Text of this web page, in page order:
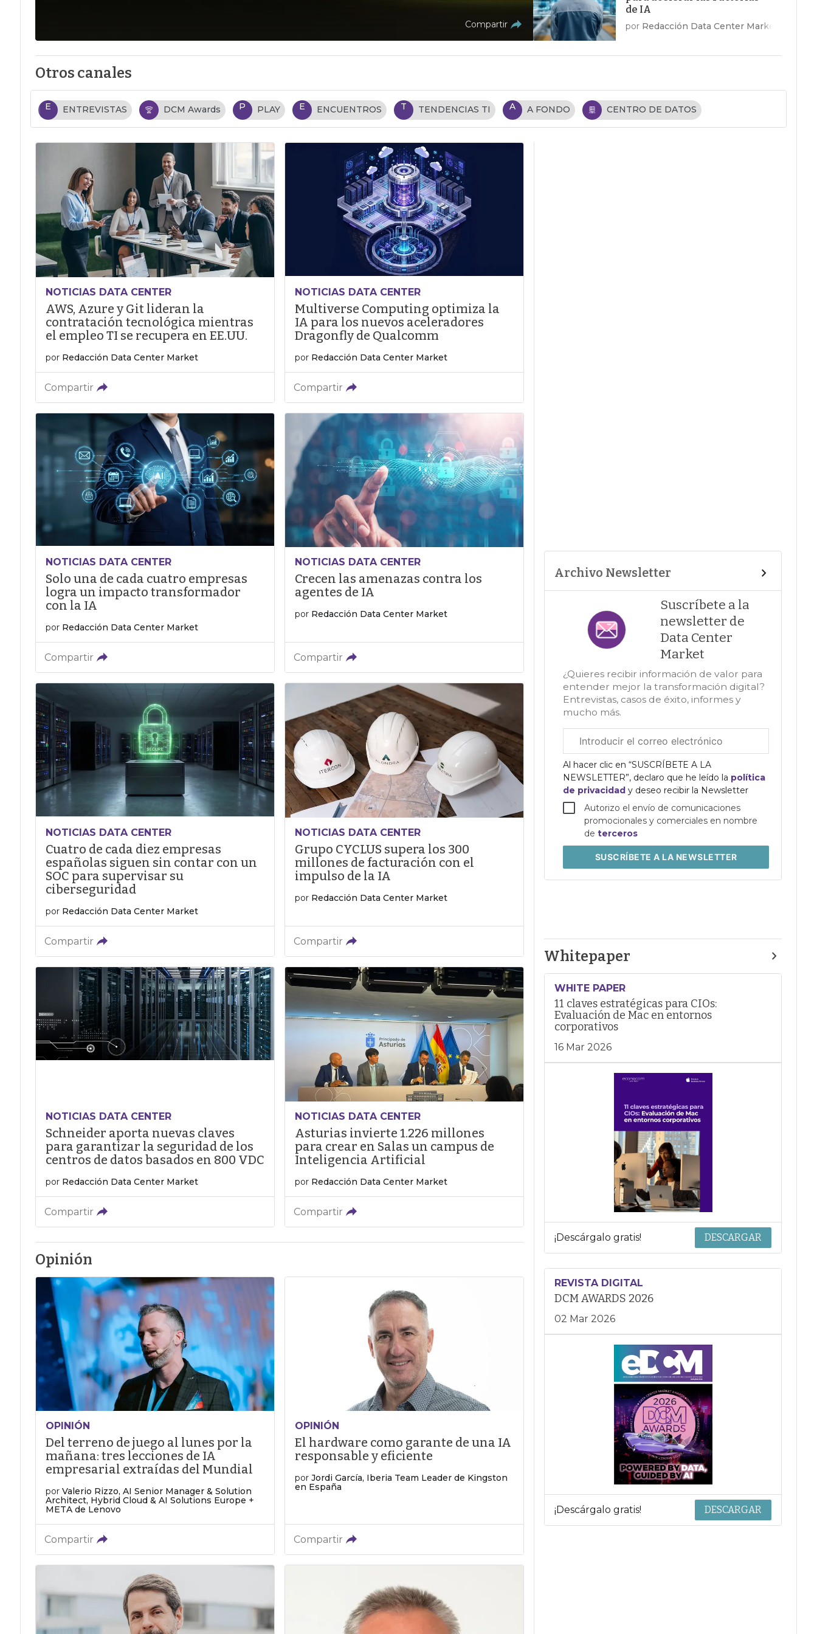
Compartir
de IA
por Redacción Data Center Market
Otros canales
E ENTREVISTAS DCM Awards P PLAY E ENCUENTROS T TENDENCIAS TI A A FONDO CENTRO DE DATOS
NOTICIAS DATA CENTER
AWS, Azure y Git lideran la
contratación tecnológica mientras
el empleo TI se recupera en EE.UU.
por Redacción Data Center Market
Compartir
NOTICIAS DATA CENTER
Multiverse Computing optimiza la
IA para los nuevos aceleradores
Dragonfly de Qualcomm
por Redacción Data Center Market
Compartir
NOTICIAS DATA CENTER
Solo una de cada cuatro empresas
logra un impacto transformador
con la IA
por Redacción Data Center Market
Compartir
NOTICIAS DATA CENTER
Crecen las amenazas contra los
agentes de IA
por Redacción Data Center Market
Compartir
NOTICIAS DATA CENTER
Cuatro de cada diez empresas
españolas siguen sin contar con un
SOC para supervisar su
ciberseguridad
por Redacción Data Center Market
Compartir
NOTICIAS DATA CENTER
Grupo CYCLUS supera los 300
millones de facturación con el
impulso de la IA
por Redacción Data Center Market
Compartir
NOTICIAS DATA CENTER
Schneider aporta nuevas claves
para garantizar la seguridad de los
centros de datos basados en 800 VDC
por Redacción Data Center Market
Compartir
NOTICIAS DATA CENTER
Asturias invierte 1.226 millones
para crear en Salas un campus de
Inteligencia Artificial
por Redacción Data Center Market
Compartir
Opinión
OPINIÓN
Del terreno de juego al lunes por la
mañana: tres lecciones de IA
empresarial extraídas del Mundial
por Valerio Rizzo, AI Senior Manager & Solution
Architect, Hybrid Cloud & AI Solutions Europe +
META de Lenovo
Compartir
OPINIÓN
El hardware como garante de una IA
responsable y eficiente
por Jordi García, Iberia Team Leader de Kingston
en España
Compartir
Archivo Newsletter
Suscríbete a la
newsletter de
Data Center
Market
¿Quieres recibir información de valor para
entender mejor la transformación digital?
Entrevistas, casos de éxito, informes y
mucho más.
electrónico
corporativo
Al hacer clic en “SUSCRÍBETE A LA
NEWSLETTER”, declaro que he leído la política
de privacidady deseo recibir la Newsletter
Autorizo el envío de comunicaciones
promocionales y comerciales en nombre
deterceros
SUSCRÍBETEA LA NEWSLETTER
Whitepaper
WHITE PAPER
11 claves estratégicas para CIOs:
Evaluación de Mac en entornos
corporativos
16 Mar 2026
¡Descárgalo gratis! DESCARGAR
REVISTA DIGITAL
DCM AWARDS 2026
02 Mar 2026
¡Descárgalo gratis! DESCARGAR